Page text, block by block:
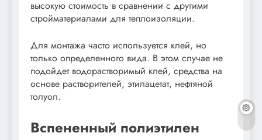
высокую стоимость в сравнении с другими
стройматериалами для теплоизоляции.
Для монтажа часто используется клей, но
только определенного вида. В этом случае не
подойдет водорастворимый клей, средства на
основе растворителей, этилацетат, нефтяной
толуол.
Вспененный полиэтилен